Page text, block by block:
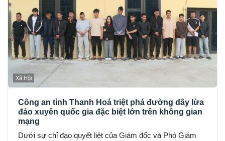
Xã Hội
Công an tỉnh Thanh Hoá triệt phá đường dây lừa
đảo xuyên quốc gia đặc biệt lớn trên không gian
mạng
Dưới sự chỉ đạo quyết liệt của Giám đốc và Phó Giám